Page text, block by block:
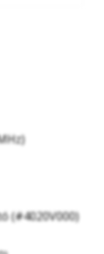
(#4020V000)